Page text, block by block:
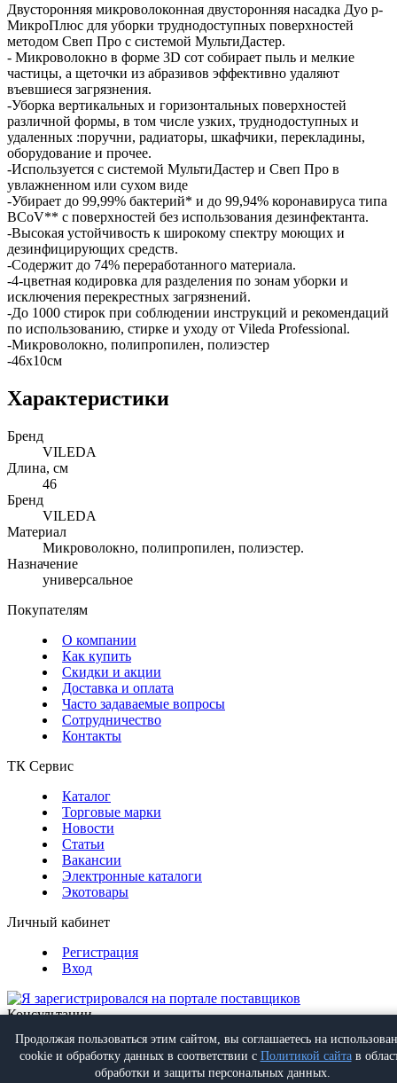
Двусторонняя микроволоконная двусторонняя насадка Дуо р-
МикроПлюс для уборки труднодоступных поверхностей
методом Свеп Про с системой МультиДастер.
- Микроволокно в форме 3D сот собирает пыль и мелкие
частицы, а щеточки из абразивов эффективно удаляют
въевшиеся загрязнения.
-Уборка вертикальных и горизонтальных поверхностей
различной формы, в том числе узких, труднодоступных и
удаленных :поручни, радиаторы, шкафчики, перекладины,
оборудование и прочее.
-Используется с системой МультиДастер и Свеп Про в
увлажненном или сухом виде
-Убирает до 99,99% бактерий* и до 99,94% коронавируса типа
BCoV** с поверхностей без использования дезинфектанта.
-Высокая устойчивость к широкому спектру моющих и
дезинфицирующих средств.
-Содержит до 74% переработанного материала.
-4-цветная кодировка для разделения по зонам уборки и
исключения перекрестных загрязнений.
-До 1000 стирок при соблюдении инструкций и рекомендаций
по использованию, стирке и уходу от Vileda Professional.
-Микроволокно, полипропилен, полиэстер
-46х10см
Характеристики
Бренд
VILEDA
Длина, см
46
Бренд
VILEDA
Материал
Микроволокно, полипропилен, полиэстер.
Назначение
универсальное
Покупателям
О компании
Как купить
Скидки и акции
Доставка и оплата
Часто задаваемые вопросы
Сотрудничество
Контакты
ТК Сервис
Каталог
Торговые марки
Новости
Статьи
Вакансии
Электронные каталоги
Экотовары
Личный кабинет
Регистрация
Вход
Консультации
Позвонить +7 (495) 988-07-08
Написатьinfo@proff-comfort.ru
Продолжая пользоваться этим сайтом, вы соглашаетесь на
cookie и обработку данных в соответствии с Политикой сайтав
обработки и защиты персональных данных.